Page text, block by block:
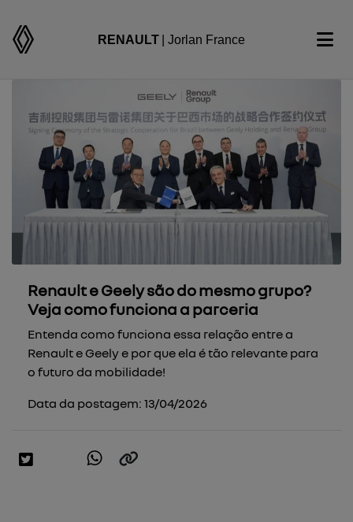
RENAULT | Jorlan France
Renault e Geely são do mesmo grupo?
Veja como funciona a parceria
Entenda como funciona essa relação entre a
Renault e Geely e por que ela é tão relevante para
o futuro da mobilidade!
Data da postagem: 13/04/2026